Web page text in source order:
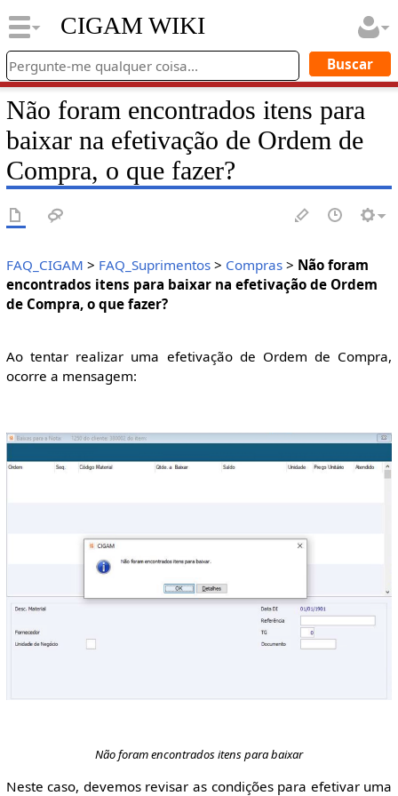
CIGAM WIKI
Não foram encontrados itens para
baixar na efetivação de Ordem de
Compra, o que fazer?
FAQ_CIGAM > FAQ_Suprimentos> Compras> Não foram
encontrados itens para baixar na efetivação de Ordem
de Compra, o que fazer?
Ao tentar realizar uma efetivação de Ordem de Compra,
ocorre a mensagem:
Não foram encontrados itens para baixar
Neste caso, devemos revisar as condições para efetivar uma